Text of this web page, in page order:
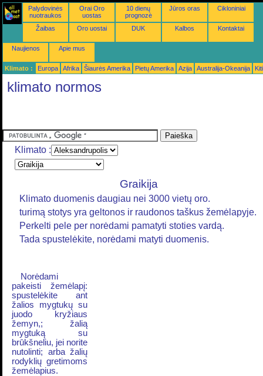
Palydovinės
nuotraukos
Orai Oro
uostas
10 dienų
prognozė
Jūros oras Cikloniniai
Žaibas Oro uostai DUK Kalbos Kontaktai
Naujienos Apie mus
Klimato : Europa Afrika Šiaurės Amerika Pietų Amerika Azija Australija-Okeanija Kiti
klimato normos
Klimato :
Graikija
Klimato duomenis daugiau nei 3000 vietų oro.
turimą stotys yra geltonos ir raudonos taškus žemėlapyje.
Perkelti pele per norėdami pamatyti stoties vardą.
Tada spustelėkite, norėdami matyti duomenis.
Norėdami
pakeisti žemėlapį:
spustelėkite ant
žalios mygtukų su
juodo kryžiaus
žemyn,; žalią
mygtuką su
brūkšneliu, jei norite
nutolinti; arba žalių
rodyklių gretimoms
žemėlapius.